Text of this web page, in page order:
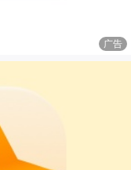
广告